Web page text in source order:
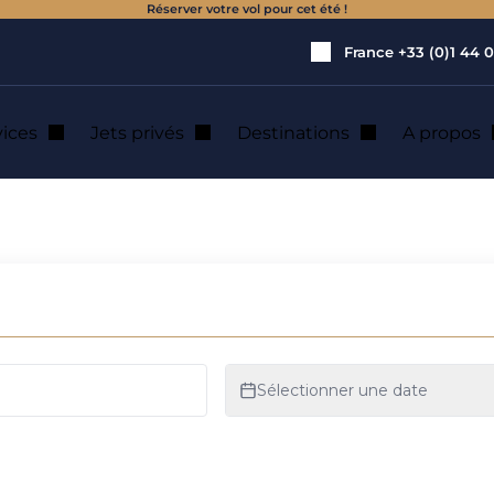
Réserver votre vol pour cet été !
France +33 (0)1 44
Jets privés Destinations A propos